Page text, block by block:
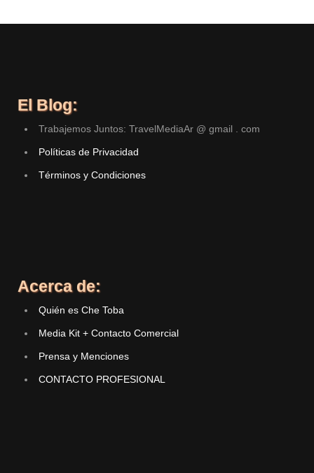
El Blog:
Trabajemos Juntos: TravelMediaAr @ gmail . com
Políticas de Privacidad
Términos y Condiciones
Acerca de:
Quién es Che Toba
Media Kit + Contacto Comercial
Prensa y Menciones
CONTACTO PROFESIONAL